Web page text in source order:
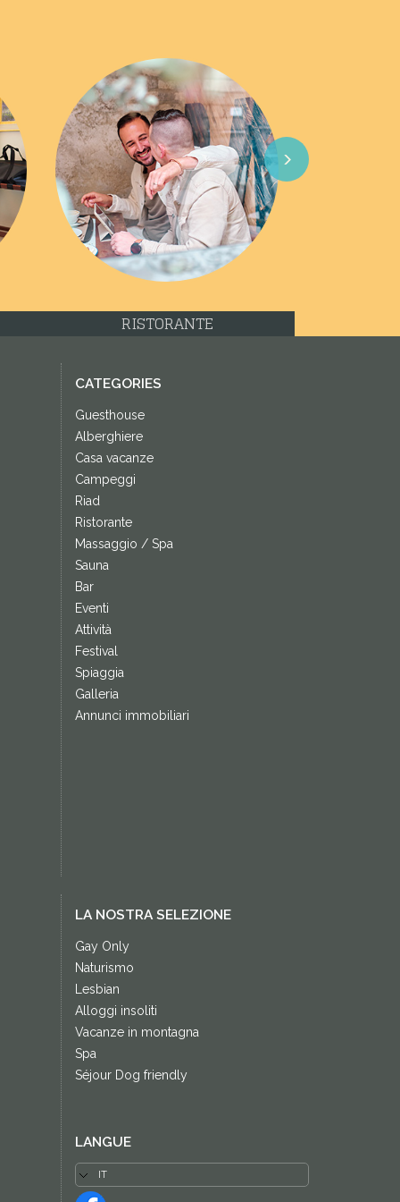
Next
RISTORANTE
CATEGORIES
Guesthouse
Alberghiere
Casa vacanze
Campeggi
Riad
Ristorante
Massaggio / Spa
Sauna
Bar
Eventi
Attività
Festival
Spiaggia
Galleria
Annunci immobiliari
LA NOSTRA SELEZIONE
Gay Only
Naturismo
Lesbian
Alloggi insoliti
Vacanze in montagna
Spa
Séjour Dog friendly
LANGUE